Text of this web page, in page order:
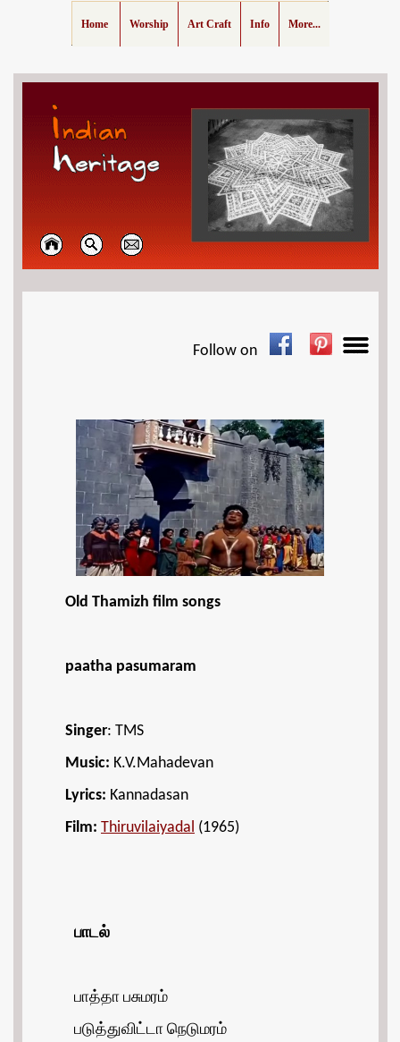
Home Worship Art Craft Info More...
Follow on
Old Thamizh film songs
paatha pasumaram
Singer: TMS
Music: K.V.Mahadevan
Lyrics: Kannadasan
Film: Thiruvilaiyadal (1965)
பாடல்
பாத்தா பசுமரம்
படுத்துவிட்டா நெடுமரம்